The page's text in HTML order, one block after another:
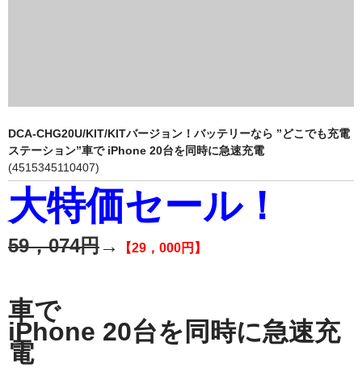
放射線測定器
ご利用案内
お問い合わせ
DCA-CHG20U/KIT/KITバージョン！バッテリーなら ”どこでも充電
ステーション”車で iPhone 20台を同時に急速充電
(4515345110407)
大特価セール！
59，074円→ 【29，000円】
車で
iPhone 20台を同時に急速充
電